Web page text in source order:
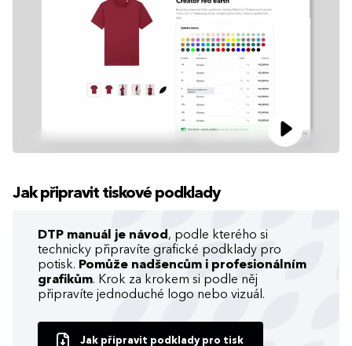
Jak připravit tiskové podklady
DTP manuál je návod , podle kterého si
technicky připravíte grafické podklady pro
potisk. Pomůže nadšencům i profesionálním
grafikům. Krok za krokem si podle něj
připravíte jednoduché logo nebo vizuál.
Jak připravit podklady pro tisk